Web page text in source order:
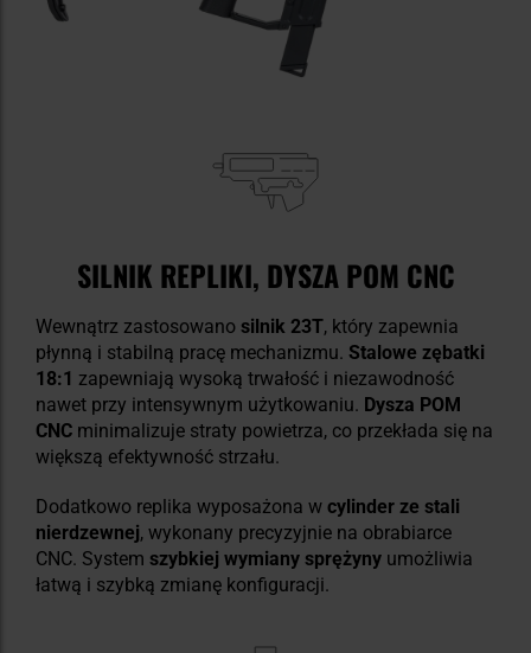
SILNIK REPLIKI, DYSZA POM CNC
Wewnątrz zastosowano silnik 23T, który zapewnia
płynną i stabilną pracę mechanizmu. Stalowe zębatki
18:1 zapewniają wysoką trwałość i niezawodność
nawet przy intensywnym użytkowaniu. Dysza POM
CNC minimalizuje straty powietrza, co przekłada się na
większą efektywność strzału.
Dodatkowo replika wyposażona w cylinder ze stali
nierdzewnej, wykonany precyzyjnie na obrabiarce
CNC. System szybkiej wymiany sprężyny umożliwia
łatwą i szybką zmianę konfiguracji.